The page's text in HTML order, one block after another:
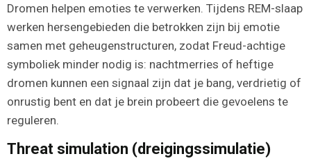
Dromen helpen emoties te verwerken. Tijdens REM-slaap
werken hersengebieden die betrokken zijn bij emotie
samen met geheugenstructuren, zodat Freud-achtige
symboliek minder nodig is: nachtmerries of heftige
dromen kunnen een signaal zijn dat je bang, verdrietig of
onrustig bent en dat je brein probeert die gevoelens te
reguleren.
Threat simulation (dreigingssimulatie)